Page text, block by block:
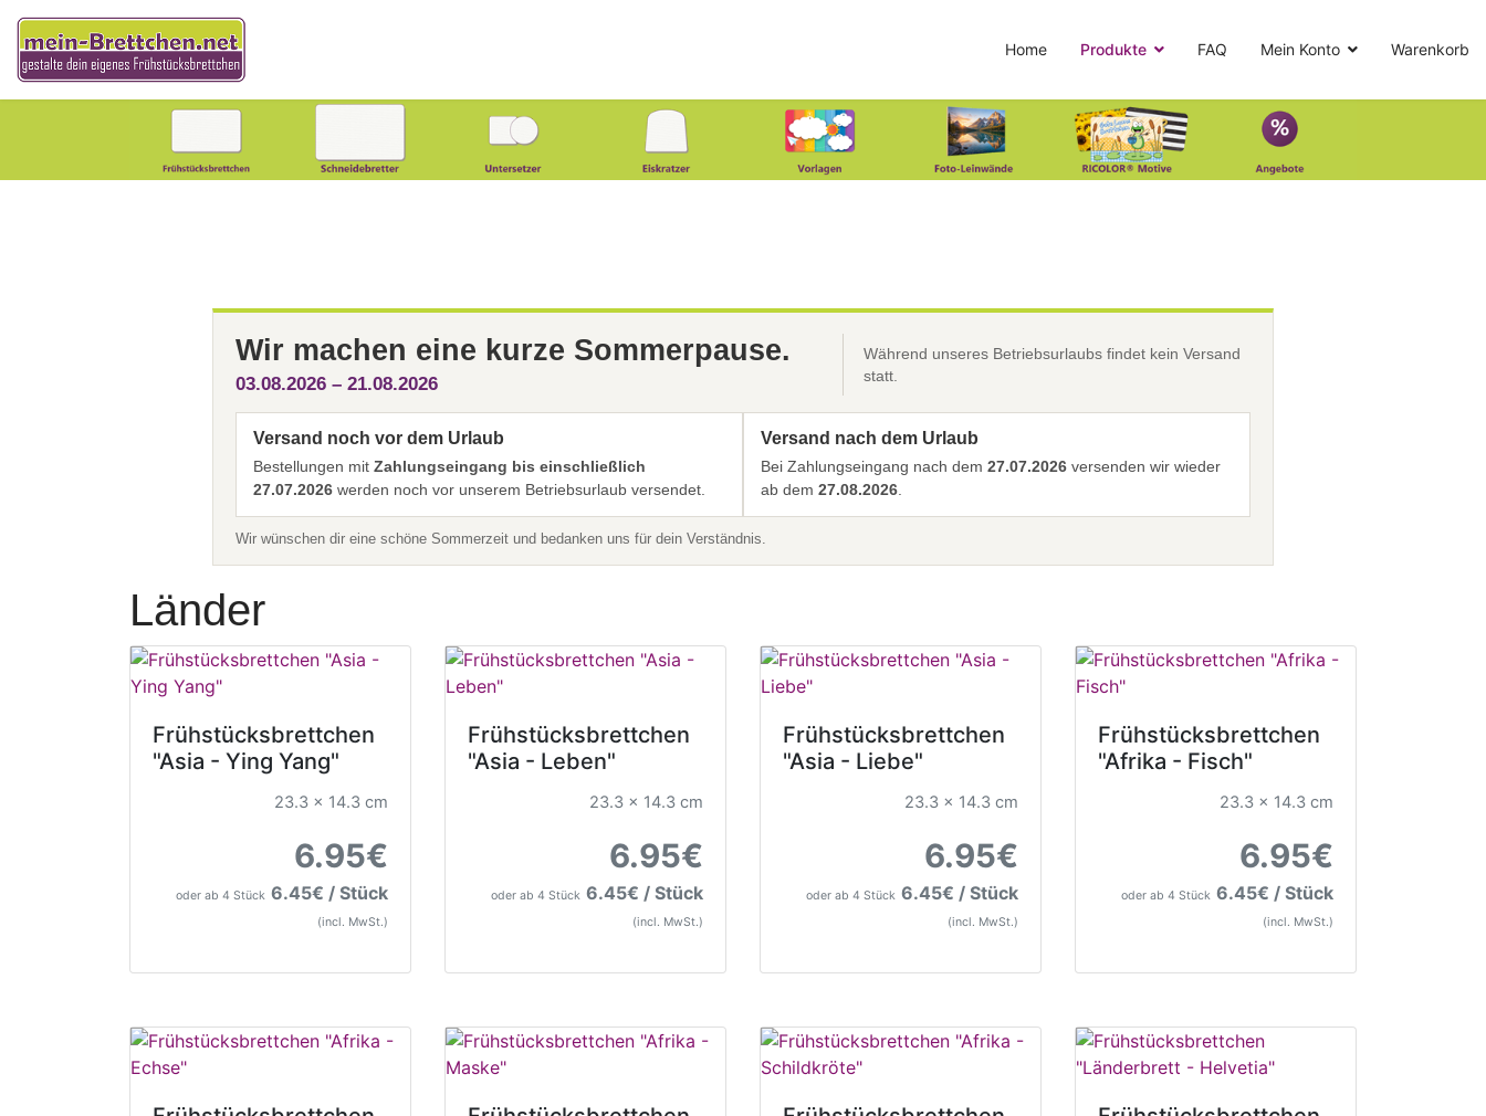
Home Produkte FAQ Mein Konto Warenkorb
Wir machen eine kurze Sommerpause.
03.08.2026 – 21.08.2026
Während unseres Betriebsurlaubs findet kein Versand
statt.
Versand noch vor dem Urlaub
Bestellungen mit Zahlungseingang bis einschließlich
27.07.2026 werden noch vor unserem Betriebsurlaub versendet.
Versand nach dem Urlaub
Bei Zahlungseingang nach dem 27.07.2026 versenden wir wieder
ab dem 27.08.2026.
Wir wünschen dir eine schöne Sommerzeit und bedanken uns für dein Verständnis.
Länder
Frühstücksbrettchen
"Asia - Ying Yang"
23.3 x 14.3 cm
6.95€
oder ab 4 Stück 6.45€ / Stück
(incl. MwSt.)
Frühstücksbrettchen
"Asia - Leben"
23.3 x 14.3 cm
6.95€
oder ab 4 Stück 6.45€ / Stück
(incl. MwSt.)
Frühstücksbrettchen
"Asia - Liebe"
23.3 x 14.3 cm
6.95€
oder ab 4 Stück 6.45€ / Stück
(incl. MwSt.)
Frühstücksbrettchen
"Afrika - Fisch"
23.3 x 14.3 cm
6.95€
oder ab 4 Stück 6.45€ / Stück
(incl. MwSt.)